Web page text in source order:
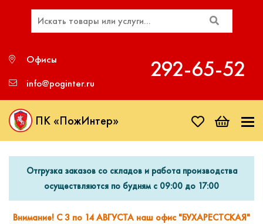
Офисы
info@poginter.ru
292‑65‑52
ПК «ПожИнтер»
Отгрузка заказов со складов и работа производства
осуществляются по будням с 09:00 до 17:00
Внимание! С 3 по 14 АВГУСТА наш офис "БУХАРЕСТСКАЯ"